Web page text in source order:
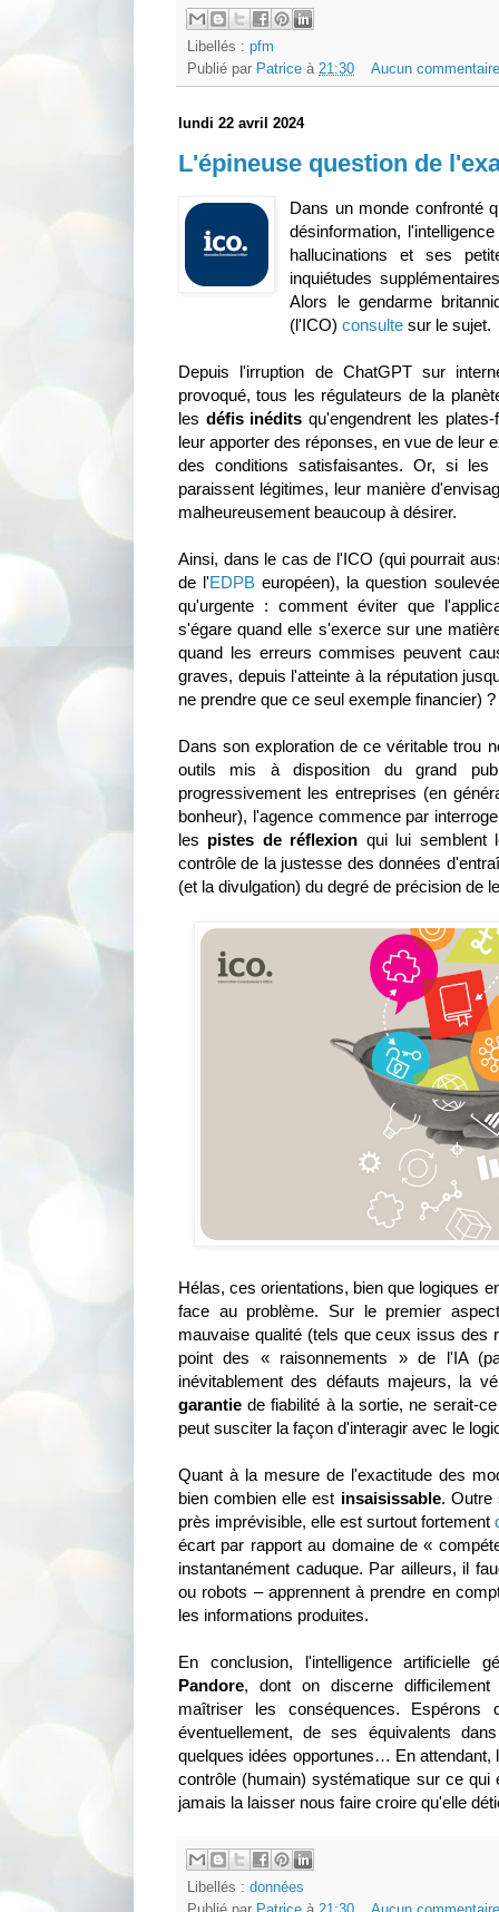
Libellés : pfm
Publié par Patrice à 21:30 Aucun
lundi 22 avril 2024
L'épineuse question de
Dans un monde confronté
désinformation,
hallucinations et ses
inquiétudes
Alors le gendarme
(l'ICO)consulte sur le sujet.
Depuis l'irruption de ChatGPT sur
provoqué, tous les régulateurs de la
les défis inédits qu'engendrent les
leur apporter des réponses, en vue de leur
des conditions satisfaisantes. Or, si les
paraissent légitimes, leur manière
malheureusement beaucoup à désirer.
Ainsi, dans le cas de l'ICO (qui pourrait
de l'EDPB européen), la question
qu'urgente : comment éviter que
s'égare quand elle s'exerce sur une
quand les erreurs commises peuvent
graves, depuis l'atteinte à la réputation
ne prendre que ce seul exemple financier) ?
Dans son exploration de ce véritable trou
outils mis à disposition du grand
progressivement les entreprises (en
bonheur), l'agence commence par
les pistes de réflexion qui lui semblent
contrôle de la justesse des données
(et la divulgation) du degré de précision de
Hélas, ces orientations, bien que logiques
face au problème. Sur le premier
mauvaise qualité (tels que ceux issus des
point des « raisonnements » de l'IA
inévitablement des défauts majeurs, la
garantie de fiabilité à la sortie, ne serait-
peut susciter la façon d'interagir avec le
Quant à la mesure de l'exactitude des
bien combien elle est insaisissable. Outre
près imprévisible, elle est surtout fortement
écart par rapport au domaine de «
instantanément caduque. Par ailleurs, il
ou robots – apprennent à prendre en
les informations produites.
En conclusion, l'intelligence artificielle
Pandore, dont on discerne
maîtriser les conséquences.
éventuellement, de ses équivalents
quelques idées opportunes… En attendant,
contrôle (humain) systématique sur ce
jamais la laisser nous faire croire qu'elle
Libellés : données